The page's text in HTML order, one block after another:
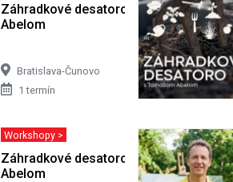
Záhradkové desatoro s Tomášom
Abelom
Bratislava-Čunovo
1 termín
Workshopy >
Záhradkové desatoro s Tomášom
Abelom